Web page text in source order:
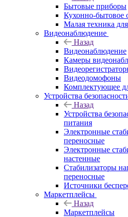
Бытовые приборы
Кухонно-бытовое
Малая техника
Видеонаблюдение
Назад
Видеонаблюдение
Камеры
Видеодомофоны
Комплектующее
Устройства
Назад
Устройства
питания
Электронные
переносные
Электронные
настенные
Стабилизаторы
переносные
Источники
Маркетплейсы
Назад
Маркетплейсы